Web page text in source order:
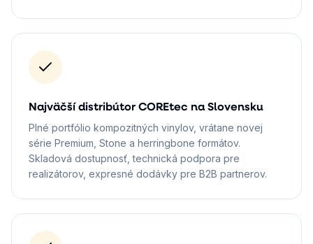
Najväčší distribútor COREtec na Slovensku
Plné portfólio kompozitných vinylov, vrátane novej
série Premium, Stone a herringbone formátov.
Skladová dostupnosť, technická podpora pre
realizátorov, expresné dodávky pre B2B partnerov.